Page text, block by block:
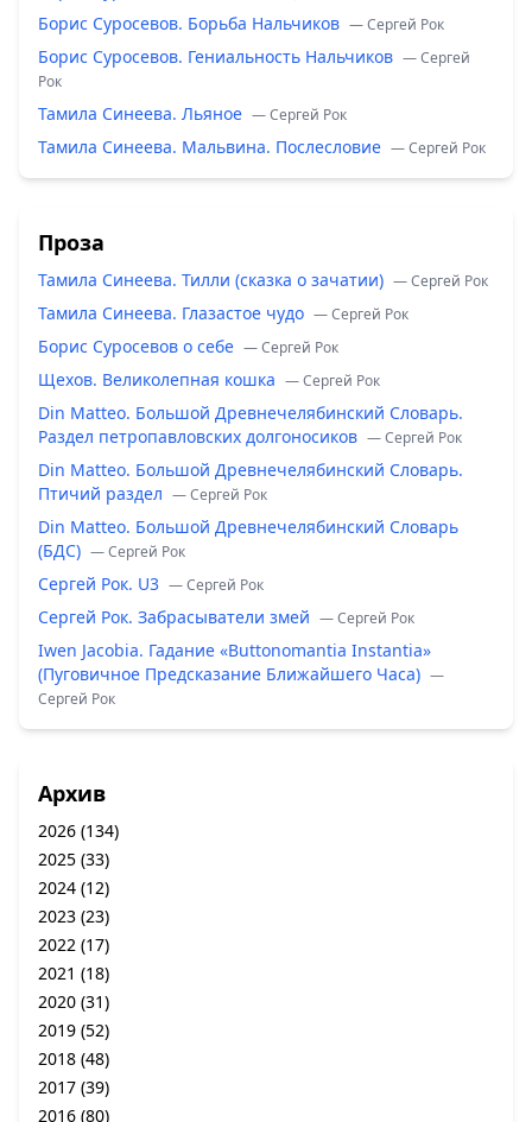
Борис Суросевов. Борьба Нальчиков — Сергей Рок
Борис Суросевов. Гениальность Нальчиков — Сергей
Рок
Тамила Синеева. Льяное — Сергей Рок
Тамила Синеева. Мальвина. Послесловие — Сергей Рок
Проза
Тамила Синеева. Тилли (сказка о зачатии) — Сергей Рок
Тамила Синеева. Глазастое чудо — Сергей Рок
Борис Суросевов о себе — Сергей Рок
Щехов. Великолепная кошка — Сергей Рок
Din Matteo. Большой Древнечелябинский Словарь.
Раздел петропавловских долгоносиков — Сергей Рок
Din Matteo. Большой Древнечелябинский Словарь.
Птичий раздел — Сергей Рок
Din Matteo. Большой Древнечелябинский Словарь
(БДС) — Сергей Рок
Сергей Рок. U3 — Сергей Рок
Сергей Рок. Забрасыватели змей — Сергей Рок
Iwen Jacobia. Гадание «Buttonomantia Instantia»
(Пуговичное Предсказание Ближайшего Часа) —
Сергей Рок
Архив
2026 (134)
2025 (33)
2024 (12)
2023 (23)
2022 (17)
2021 (18)
2020 (31)
2019 (52)
2018 (48)
2017 (39)
2016 (80)